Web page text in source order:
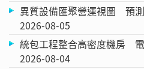
異質設備匯聚營運視圖 預
2026-08-05
統包工程整合高密度機房
2026-08-04